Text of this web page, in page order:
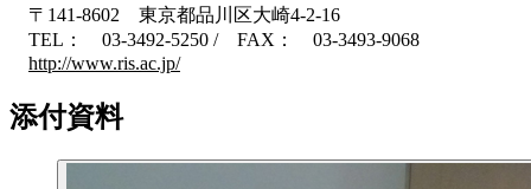
〒141-8602 東京都品川区大崎4-2-16
TEL： 03-3492-5250 / FAX： 03-3493-9068
http://www.ris.ac.jp/
添付資料